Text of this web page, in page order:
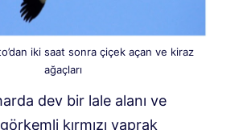
iki saat sonra çiçek açan ve kiraz
ağaçları
dev bir lale alanı ve
kırmızı yaprak